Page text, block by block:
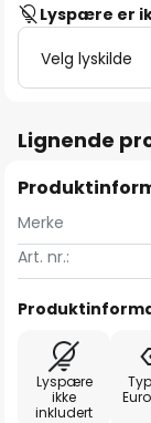
Lyspære er
Velg lyskilde
Lignende
Merke
Art. nr.:
Lyspære
ikke
inkludert